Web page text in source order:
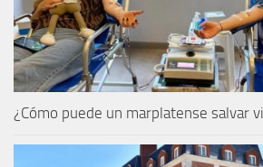
¿Cómo puede un marplatense salvar